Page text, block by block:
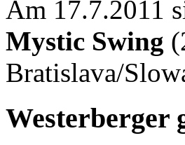
Am 17.7.2011
Mystic Swing
Bratislava/
Westerberger